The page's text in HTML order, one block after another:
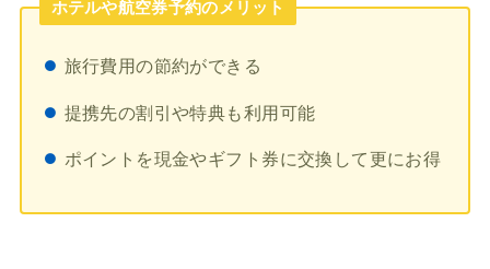
ホテルや航空券予約のメリット
旅行費用の節約ができる
提携先の割引や特典も利用可能
ポイントを現金やギフト券に交換して更にお得